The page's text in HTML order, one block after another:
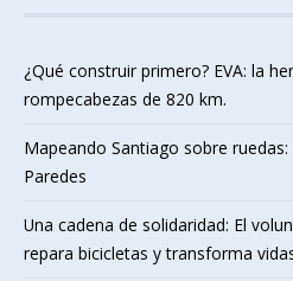
¿Qué construir primero? EVA: la
rompecabezas de 820 km.
Mapeando Santiago sobre
Paredes
Una cadena de solidaridad: El
repara bicicletas y transforma